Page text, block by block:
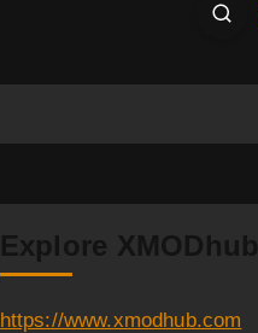
Explore XMODhub
https://www.xmodhub.com